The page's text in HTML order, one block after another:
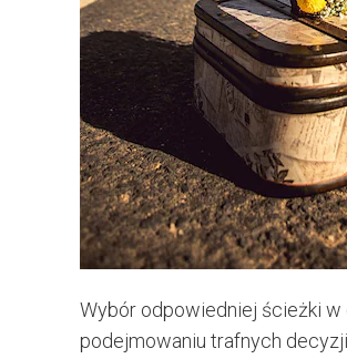
Wybór odpowiedniej ścieżki
podejmowaniu trafnych